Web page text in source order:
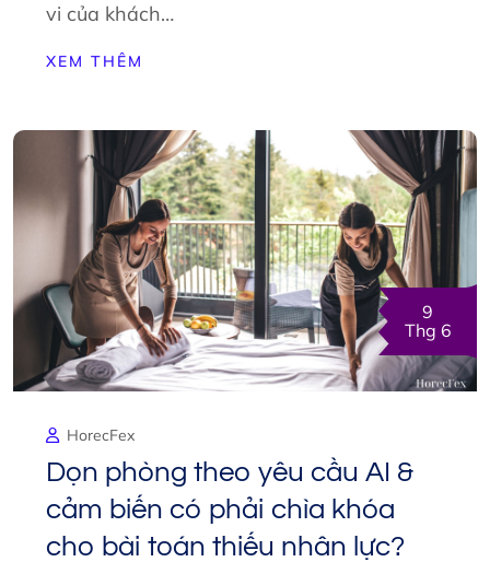
vi của khách…
XEM THÊM
9
Thg 6
HorecFex
Dọn phòng theo yêu cầu AI &
cảm biến có phải chìa khóa
cho bài toán thiếu nhân lực?